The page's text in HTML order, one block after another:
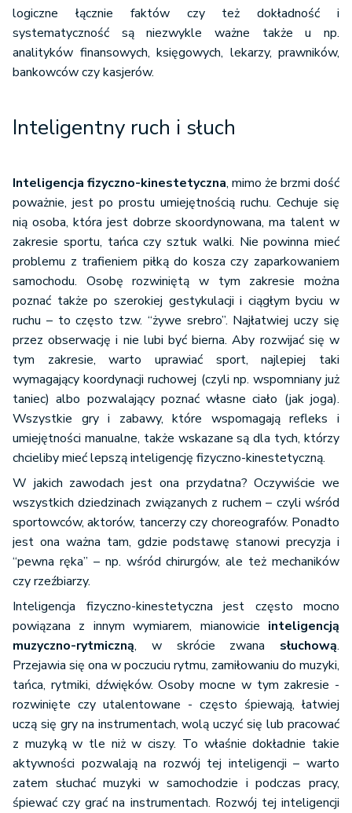
logiczne łącznie faktów czy też dokładność i
systematyczność są niezwykle ważne także u np.
analityków finansowych, księgowych, lekarzy, prawników,
bankowców czy kasjerów.
Inteligentny ruch i słuch
Inteligencja fizyczno-kinestetyczna, mimo że brzmi dość
poważnie, jest po prostu umiejętnością ruchu. Cechuje się
nią osoba, która jest dobrze skoordynowana, ma talent w
zakresie sportu, tańca czy sztuk walki. Nie powinna mieć
problemu z trafieniem piłką do kosza czy zaparkowaniem
samochodu. Osobę rozwiniętą w tym zakresie można
poznać także po szerokiej gestykulacji i ciągłym byciu w
ruchu – to często tzw. “żywe srebro”. Najłatwiej uczy się
przez obserwację i nie lubi być bierna. Aby rozwijać się w
tym zakresie, warto uprawiać sport, najlepiej taki
wymagający koordynacji ruchowej (czyli np. wspomniany już
taniec) albo pozwalający poznać własne ciało (jak joga).
Wszystkie gry i zabawy, które wspomagają refleks i
umiejętności manualne, także wskazane są dla tych, którzy
chcieliby mieć lepszą inteligencję fizyczno-kinestetyczną.
W jakich zawodach jest ona przydatna? Oczywiście we
wszystkich dziedzinach związanych z ruchem – czyli wśród
sportowców, aktorów, tancerzy czy choreografów. Ponadto
jest ona ważna tam, gdzie podstawę stanowi precyzja i
“pewna ręka” – np. wśród chirurgów, ale też mechaników
czy rzeźbiarzy.
Inteligencja fizyczno-kinestetyczna jest często mocno
powiązana z innym wymiarem, mianowicie inteligencją
muzyczno-rytmiczną, w skrócie zwana słuchową.
Przejawia się ona w poczuciu rytmu, zamiłowaniu do muzyki,
tańca, rytmiki, dźwięków. Osoby mocne w tym zakresie -
rozwinięte czy utalentowane - często śpiewają, łatwiej
uczą się gry na instrumentach, wolą uczyć się lub pracować
z muzyką w tle niż w ciszy. To właśnie dokładnie takie
aktywności pozwalają na rozwój tej inteligencji – warto
zatem słuchać muzyki w samochodzie i podczas pracy,
śpiewać czy grać na instrumentach. Rozwój tej inteligencji